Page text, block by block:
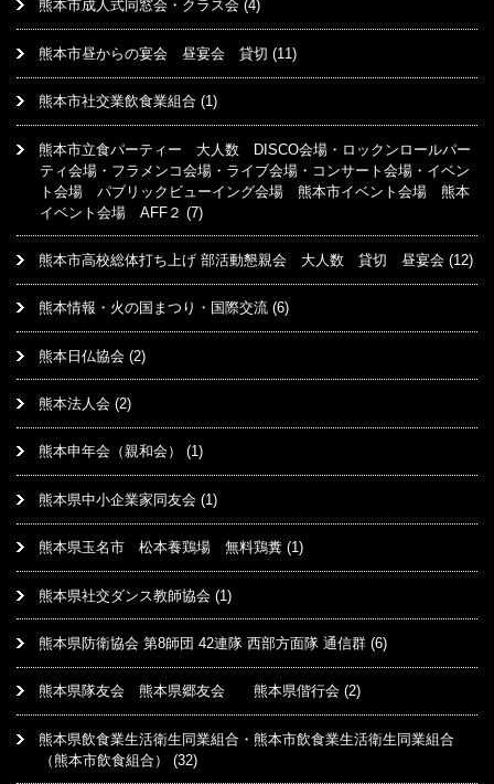
熊本市成人式同窓会・クラス会 (4)
熊本市昼からの宴会 昼宴会 貸切 (11)
熊本市社交業飲食業組合 (1)
熊本市立食パーティー 大人数 DISCO会場・ロックンロールパー
ティ会場・フラメンコ会場・ライブ会場・コンサート会場・イベン
ト会場 パブリックビューイング会場 熊本市イベント会場 熊本
イベント会場 AFF２ (7)
熊本市高校総体打ち上げ 部活動懇親会 大人数 貸切 昼宴会 (12)
熊本情報・火の国まつり・国際交流 (6)
熊本日仏協会 (2)
熊本法人会 (2)
熊本申年会（親和会） (1)
熊本県中小企業家同友会 (1)
熊本県玉名市 松本養鶏場 無料鶏糞 (1)
熊本県社交ダンス教師協会 (1)
熊本県防衛協会 第8師団 42連隊 西部方面隊 通信群 (6)
熊本県隊友会 熊本県郷友会 熊本県偕行会 (2)
熊本県飲食業生活衛生同業組合・熊本市飲食業生活衛生同業組合
（熊本市飲食組合） (32)